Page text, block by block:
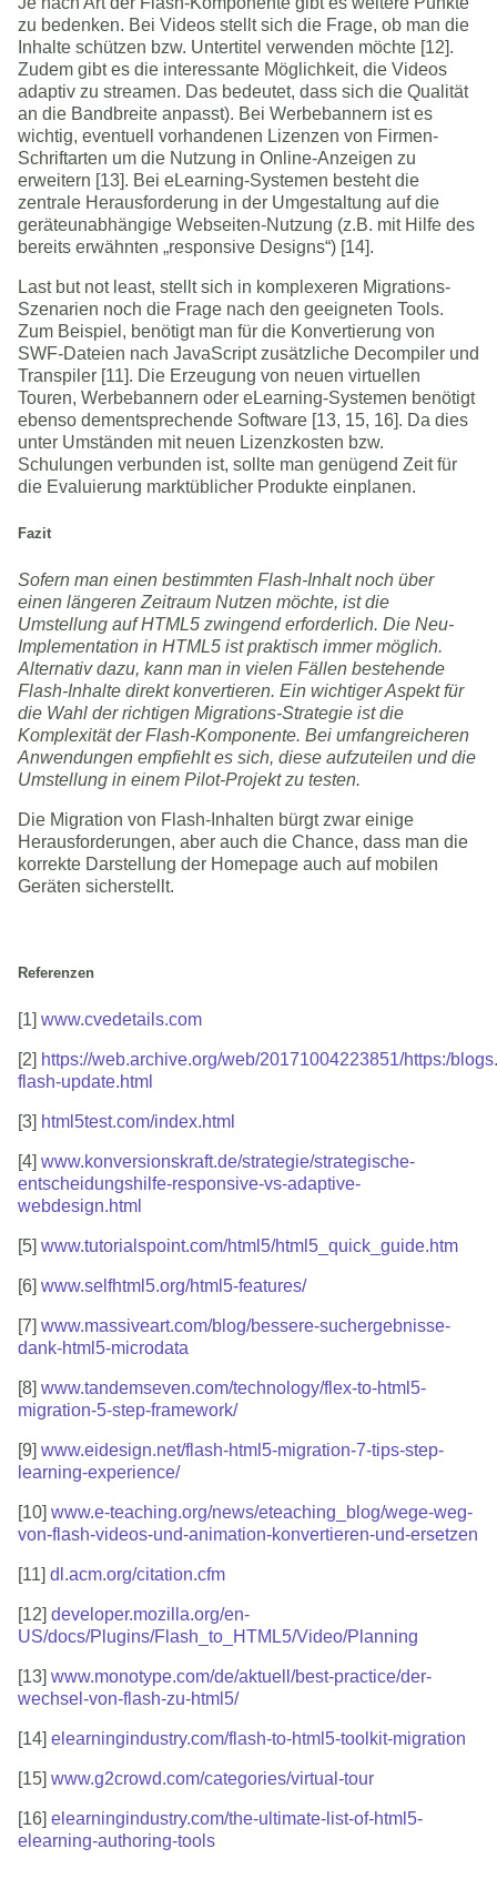
zu bedenken. Bei Videos stellt sich die Frage, ob man die
Inhalte schützen bzw. Untertitel verwenden möchte [12].
Zudem gibt es die interessante Möglichkeit, die Videos
adaptiv zu streamen. Das bedeutet, dass sich die Qualität
an die Bandbreite anpasst). Bei Werbebannern ist es
wichtig, eventuell vorhandenen Lizenzen von Firmen-
Schriftarten um die Nutzung in Online-Anzeigen zu
erweitern [13]. Bei eLearning-Systemen besteht die
zentrale Herausforderung in der Umgestaltung auf die
geräteunabhängige Webseiten-Nutzung (z.B. mit Hilfe des
bereits erwähnten „responsive Designs“) [14].
Last but not least, stellt sich in komplexeren Migrations-
Szenarien noch die Frage nach den geeigneten Tools.
Zum Beispiel, benötigt man für die Konvertierung von
SWF-Dateien nach JavaScript zusätzliche Decompiler und
Transpiler [11]. Die Erzeugung von neuen virtuellen
Touren, Werbebannern oder eLearning-Systemen benötigt
ebenso dementsprechende Software [13, 15, 16]. Da dies
unter Umständen mit neuen Lizenzkosten bzw.
Schulungen verbunden ist, sollte man genügend Zeit für
die Evaluierung marktüblicher Produkte einplanen.
Fazit
Sofern man einen bestimmten Flash-Inhalt noch über
einen längeren Zeitraum Nutzen möchte, ist die
Umstellung auf HTML5 zwingend erforderlich. Die Neu-
Implementation in HTML5 ist praktisch immer möglich.
Alternativ dazu, kann man in vielen Fällen bestehende
Flash-Inhalte direkt konvertieren. Ein wichtiger Aspekt für
die Wahl der richtigen Migrations-Strategie ist die
Komplexität der Flash-Komponente. Bei umfangreicheren
Anwendungen empfiehlt es sich, diese aufzuteilen und die
Umstellung in einem Pilot-Projekt zu testen.
Die Migration von Flash-Inhalten bürgt zwar einige
Herausforderungen, aber auch die Chance, dass man die
korrekte Darstellung der Homepage auch auf mobilen
Geräten sicherstellt.
Referenzen
[1] www.cvedetails.com
[2] https://web.archive.org/web/20171004223851/https:/
flash-update.html
[3] html5test.com/index.html
[4] www.konversionskraft.de/strategie/strategische-
entscheidungshilfe-responsive-vs-adaptive-
webdesign.html
[5] www.tutorialspoint.com/html5/html5_quick_guide.htm
[6] www.selfhtml5.org/html5-features/
[7] www.massiveart.com/blog/bessere-suchergebnisse-
dank-html5-microdata
[8] www.tandemseven.com/technology/flex-to-html5-
migration-5-step-framework/
[9] www.eidesign.net/flash-html5-migration-7-tips-step-
learning-experience/
[10] www.e-teaching.org/news/eteaching_blog/wege-weg-
von-flash-videos-und-animation-konvertieren-und-ersetzen
[11] dl.acm.org/citation.cfm
[12] developer.mozilla.org/en-
US/docs/Plugins/Flash_to_HTML5/Video/Planning
[13] www.monotype.com/de/aktuell/best-practice/der-
wechsel-von-flash-zu-html5/
[14] elearningindustry.com/flash-to-html5-toolkit-migration
[15] www.g2crowd.com/categories/virtual-tour
[16] elearningindustry.com/the-ultimate-list-of-html5-
elearning-authoring-tools